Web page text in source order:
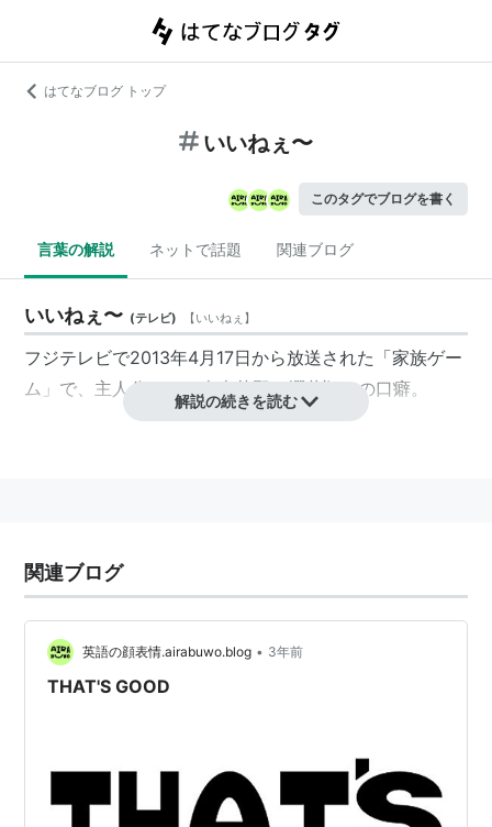
はてなブログ トップ
いいねぇ〜
このタグでブログを書く
言葉の解説 ネットで話題 関連ブログ
いいねぇ〜 (テレビ) 【いいねぇ 】
フジテレビで2013年4月17日から放送された「家族ゲー
ム」で、主人公である吉本荒野（櫻井翔）の口癖。
解説の続きを読む
関連ブログ
英語の顔表情.airabuwo.blog • 3年前
THAT'S GOOD